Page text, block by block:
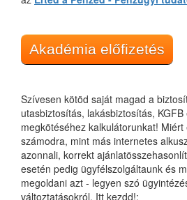
Akadémia előfizetés
Szívesen kötöd saját magad a
utasbiztosítás, lakásbiztosítás,
megkötéséhez kalkulátorunkat!
számodra, mint más internetes
azonnali, korrekt
esetén pedig ügyfélszolgáltaunk és
megoldani azt - legyen szó
változtatásokról. Itt kezdd!: